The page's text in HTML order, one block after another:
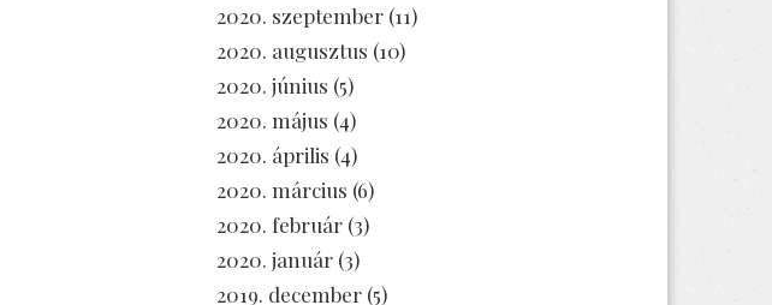
2020. szeptember (11)
2020. augusztus (10)
2020. június (5)
2020. május (4)
2020. április (4)
2020. március (6)
2020. február (3)
2020. január (3)
2019. december (5)